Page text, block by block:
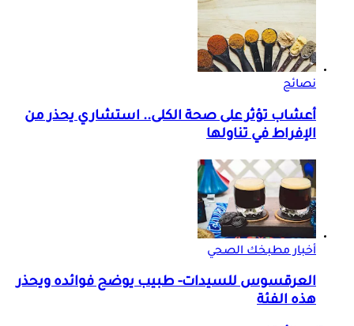
نصائح
أعشاب تؤثر على صحة الكلى.. استشاري يحذر من
الإفراط في تناولها
أخبار مطبخك الصحي
العرقسوس للسيدات- طبيب يوضح فوائده ويحذر
هذه الفئة